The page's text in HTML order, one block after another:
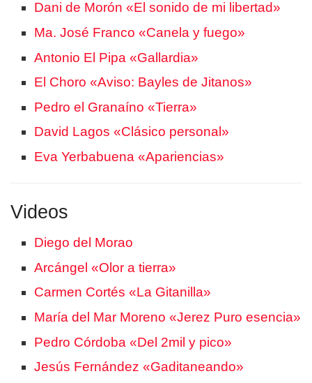
Dani de Morón «El sonido de mi libertad»
Ma. José Franco «Canela y fuego»
Antonio El Pipa «Gallardia»
El Choro «Aviso: Bayles de Jitanos»
Pedro el Granaíno «Tierra»
David Lagos «Clásico personal»
Eva Yerbabuena «Apariencias»
Videos
Diego del Morao
Arcángel «Olor a tierra»
Carmen Cortés «La Gitanilla»
María del Mar Moreno «Jerez Puro esencia»
Pedro Córdoba «Del 2mil y pico»
Jesús Fernández «Gaditaneando»